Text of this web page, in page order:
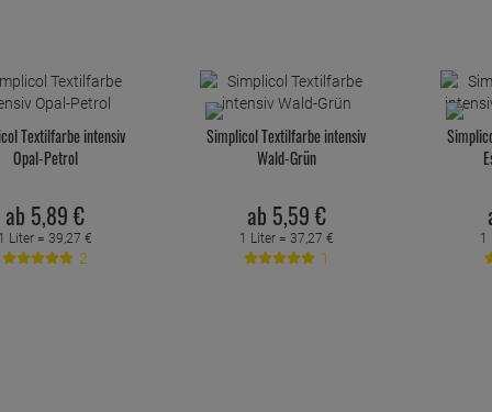
Textilfarbe intensiv
Opal-Petrol
ab 5,89 €
1 Liter = 39,27 €
2
Simplicol Textilfarbe intensiv
Wald-Grün
ab 5,59 €
1 Liter = 37,27 €
1
1